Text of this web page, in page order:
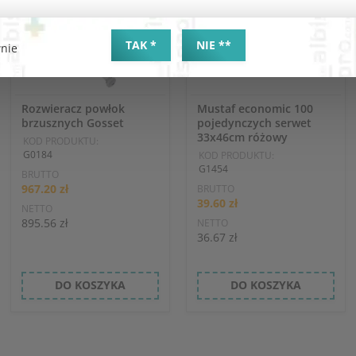
TAK * NIE **
Rozwieracz powłok
brzusznych Gosset
KOD PRODUKTU:
G0184
BRUTTO
967.20 zł
NETTO
895.56 zł
DO KOSZYKA
Mustaf economic 100
pojedynczych serwet
33x46cm różowy
KOD PRODUKTU:
G1454
BRUTTO
39.60 zł
NETTO
36.67 zł
DO KOSZYKA